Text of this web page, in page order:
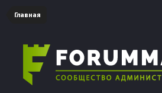
Главная